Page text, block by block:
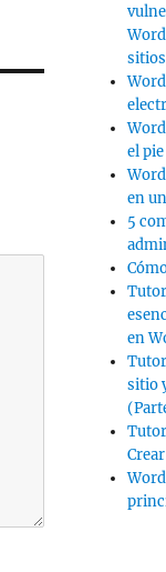
sitios
el
en
5
en
sitio